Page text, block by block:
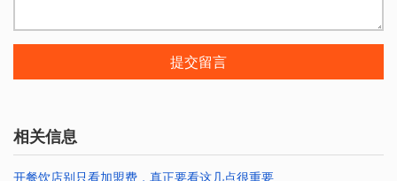
提交留言
相关信息
开餐饮店别只看加盟费，真正要看这几点很重要